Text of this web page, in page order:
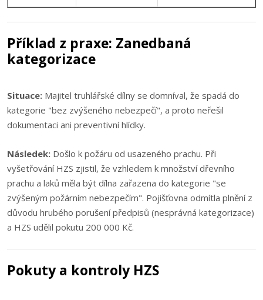
Příklad z praxe: Zanedbaná
kategorizace
Situace: Majitel truhlářské dílny se domníval, že spadá do
kategorie "bez zvýšeného nebezpečí", a proto neřešil
dokumentaci ani preventivní hlídky.
Následek: Došlo k požáru od usazeného prachu. Při
vyšetřování HZS zjistil, že vzhledem k množství dřevního
prachu a laků měla být dílna zařazena do kategorie "se
zvýšeným požárním nebezpečím". Pojišťovna odmítla plnění z
důvodu hrubého porušení předpisů (nesprávná kategorizace)
a HZS udělil pokutu 200 000 Kč.
Pokuty a kontroly HZS